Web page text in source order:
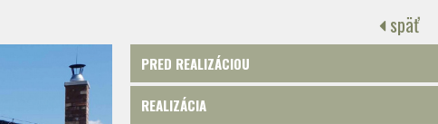
späť
PRED REALIZÁCIOU
REALIZÁCIA